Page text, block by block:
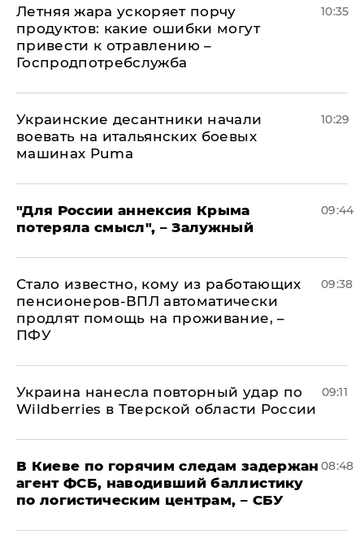
Летняя жара ускоряет порчу
продуктов: какие ошибки могут
привести к отравлению –
Госпродпотребслужба
10:35
Украинские десантники начали
воевать на итальянских боевых
машинах Puma
10:29
"Для России аннексия Крыма
потеряла смысл", – Залужный
09:44
Стало известно, кому из работающих
пенсионеров-ВПЛ автоматически
продлят помощь на проживание, –
ПФУ
09:38
Украина нанесла повторный удар по
Wildberries в Тверской области России
09:11
В Киеве по горячим следам задержан
агент ФСБ, наводивший баллистику
по логистическим центрам, – СБУ
08:48